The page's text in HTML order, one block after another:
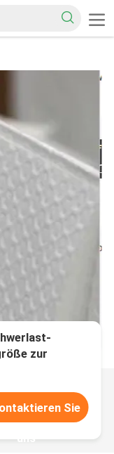
zur
Sie
uns